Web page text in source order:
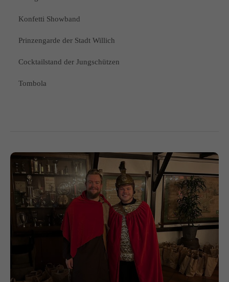
Konfetti Showband
Prinzengarde der Stadt Willich
Cocktailstand der Jungschützen
Tombola